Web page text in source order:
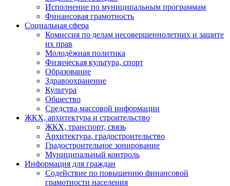
Исполнение по муниципальным программам
Финансовая грамотность
Социальная сфера
Комиссия по делам несовершеннолетних и защите
их прав
Молодёжная политика
Физическая культура, спорт
Образование
Здравоохранение
Культура
Общество
Средства массовой информации
ЖКХ, архитектура и строительство
ЖКХ, транспорт, связь
Архитектура, градостроительство
Градостроительное зонирование
Муниципальный контроль
Информация для граждан
Содействие по повышению финансовой
грамотности населения